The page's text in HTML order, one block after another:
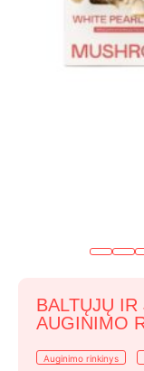
BALTŲJŲ IR
AUGINIMO
Auginimo rinkinys